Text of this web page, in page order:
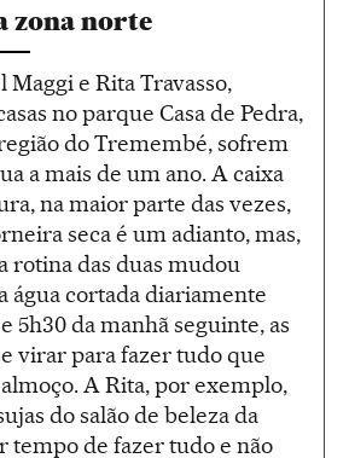
zona norte
Maggi e Rita Travasso,
no parque Casa de Pedra,
do Tremembé, sofrem
a mais de um ano. A caixa
na maior parte das vezes,
seca é um adianto, mas,
rotina das duas mudou
água cortada diariamente
5h30 da manhã seguinte, as
virar para fazer tudo que
A Rita, por exemplo,
do salão de beleza da
tempo de fazer tudo e não